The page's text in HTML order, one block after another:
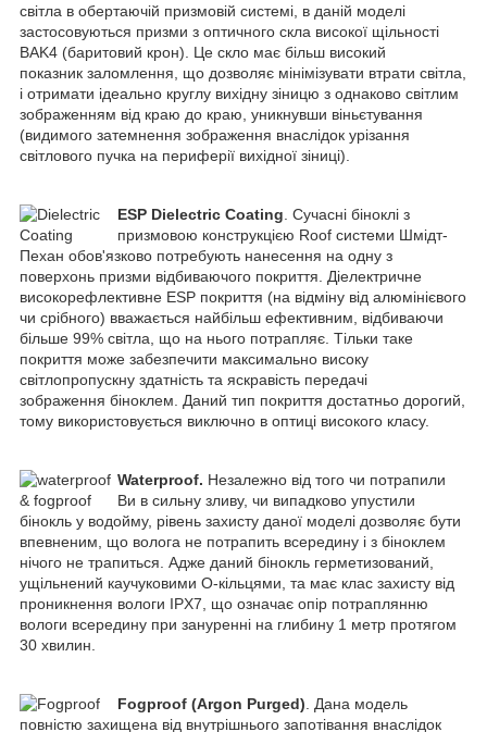
світла в обертаючій призмовій системі, в даній моделі
застосовуються призми з оптичного скла високої щільності
BAK4 (баритовий крон). Це скло має більш високий
показник заломлення, що дозволяє мінімізувати втрати світла,
і отримати ідеально круглу вихідну зіницю з однаково світлим
зображенням від краю до краю, уникнувши віньєтування
(видимого затемнення зображення внаслідок урізання
світлового пучка на периферії вихідної зіниці).
ESP Dielectric Coating . Сучасні біноклі з
призмовою конструкцією Roof системи Шмідт-
Пехан обов'язково потребують нанесення на одну з
поверхонь призми відбиваючого покриття. Діелектричне
високорефлективне ESP покриття (на відміну від алюмінієвого
чи срібного) вважається найбільш ефективним, відбиваючи
більше 99% світла, що на нього потрапляє. Тільки таке
покриття може забезпечити максимально високу
світлопропускну здатність та яскравість передачі
зображення біноклем. Даний тип покриття достатньо дорогий,
тому використовується виключно в оптиці високого класу.
Waterproof. Незалежно від того чи потрапили
Ви в сильну зливу, чи випадково упустили
бінокль у водойму, рівень захисту даної моделі дозволяє бути
впевненим, що волога не потрапить всередину і з біноклем
нічого не трапиться. Адже даний бінокль герметизований,
ущільнений каучуковими О-кільцями, та має клас захисту від
проникнення вологи IPX7, що означає опір потраплянню
вологи всередину при зануренні на глибину 1 метр протягом
30 хвилин.
Fogproof (Argon Purged) . Дана модель
повністю захищена від внутрішнього запотівання внаслідок